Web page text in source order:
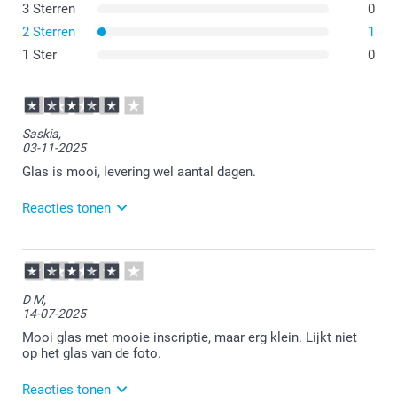
3 Sterren
0
2 Sterren
1
1 Ster
0
Saskia,
03-11-2025
Glas is mooi, levering wel aantal dagen.
Reacties tonen
04-11-2025
11:19
Bedankt voor je review. Fijn om te horen dat je
wellicht tot een volgende keer.
D M,
14-07-2025
Mooi glas met mooie inscriptie, maar erg klein. Lijkt niet
op het glas van de foto.
Reacties tonen